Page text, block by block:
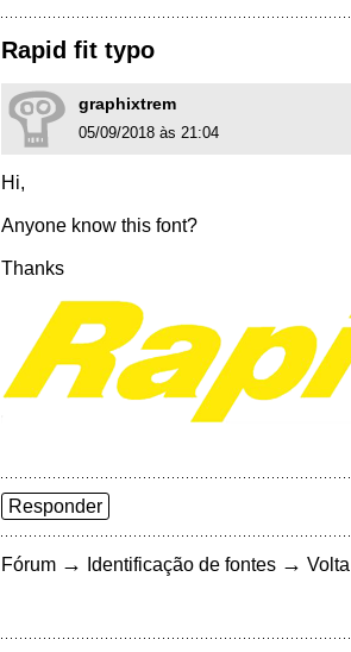
Rapid fit typo
graphixtrem
05/09/2018 às 21:04
Hi,
Anyone know this font?
Thanks
Responder
Fórum → Identificação de fontes →